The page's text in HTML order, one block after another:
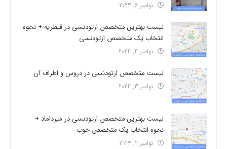
نوامبر 6, 2024
لیست بهترین متخصص ارتودنسی در قیطریه + نحوه
انتخاب یک متخصص ارتودنسی
نوامبر 4, 2024
لیست متخصص ارتودنسی در دروس و اطراف آن
نوامبر 3, 2024
لیست بهترین متخصص ارتودنسی در میرداماد +
نحوه انتخاب یک متخصص خوب
نوامبر 2, 2024